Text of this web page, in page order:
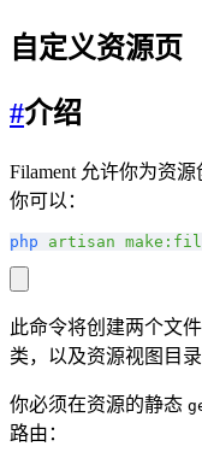
自定义资源页
#介绍
Filament 允许你为资
你可以：
php artisan
此命令将创建两个文
类，以及资源视图目
你必须在资源的静态
路由：